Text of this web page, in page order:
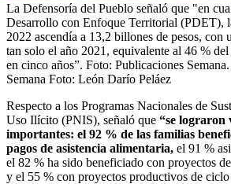
La Defensoría del Pueblo señaló que "en
Desarrollo con Enfoque Territorial (PDET),
2022 ascendía a 13,2 billones de pesos, con
tan solo el año 2021, equivalente al 46 %
en cinco años”. Foto: Publicaciones
Semana Foto: León Darío Peláez
Respecto a los Programas Nacionales de
Uso Ilícito (PNIS), señaló que “se lograron
importantes: el 92 % de las familias
pagos de asistencia alimentaria, el 91 %
el 82 % ha sido beneficiado con proyectos
y el 55 % con proyectos productivos de ciclo